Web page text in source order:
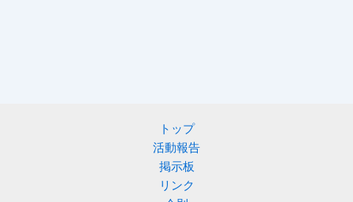
トップ
活動報告
掲示板
リンク